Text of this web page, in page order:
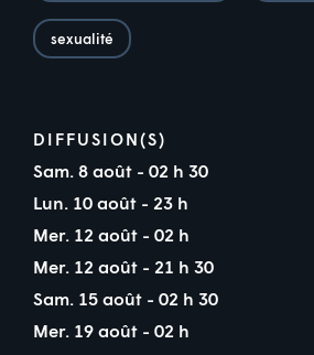
sexualité
DIFFUSION(S)
Sam. 8 août - 02 h 30
Lun. 10 août - 23 h
Mer. 12 août - 02 h
Mer. 12 août - 21 h 30
Sam. 15 août - 02 h 30
Mer. 19 août - 02 h